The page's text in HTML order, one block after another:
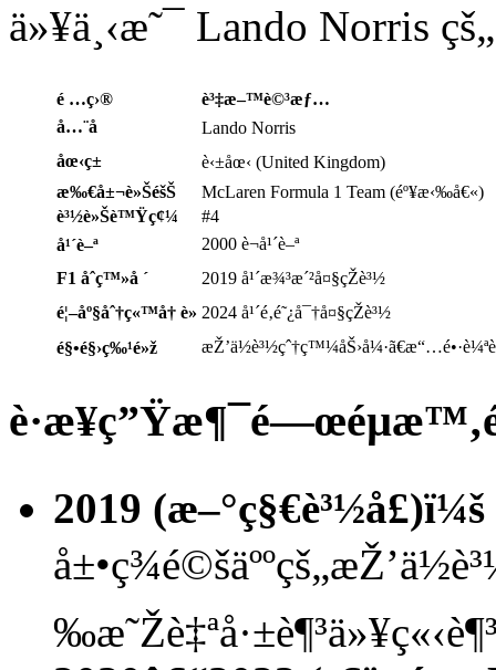
ä»¥ä¸‹æ˜¯ Lando Norris
é …ç›®
è³‡æ–™è©³æƒ…
å…¨å
Lando Norris
åœ‹ç±
è‹±åœ‹ (United Kingdom)
æ‰€å±¬è»ŠéšŠ
McLaren Formula 1 Team (éº¥æ‹‰å€«)
è³½è»Šè™Ÿç¢¼
#4
å¹´è–ª
2000 è¬å¹´è–ª
F1 åˆç™»å ´
2019 å¹´æ¾³æ´²å¤§çŽè³½
é¦–åº§åˆ†ç«™å† è» 2024 å¹´é‚é˜¿å¯†å¤§çŽè³½
é§•é§›ç‰¹é»ž
2019 (æ–°ç§€è³½å­£)ï¼š